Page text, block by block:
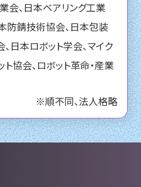
会、日本ベアリング工業
防錆技術協会、日本包装
日本ロボット学会、マイク
協会、ロボット革命・産業
※順不同、法人格略